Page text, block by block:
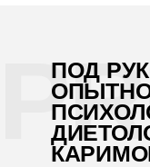
ПОД